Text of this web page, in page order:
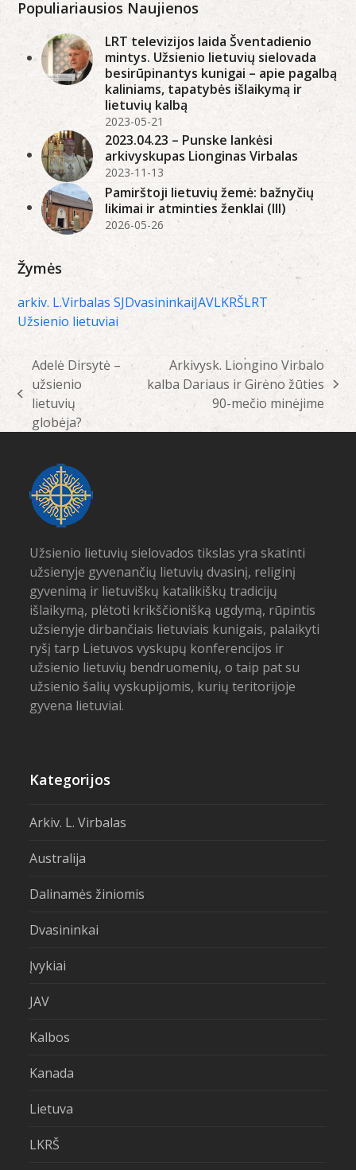
Populiariausios Naujienos
LRT televizijos laida Šventadienio
mintys. Užsienio lietuvių sielovada
besirūpinantys kunigai – apie pagalbą
kaliniams, tapatybės išlaikymą ir
lietuvių kalbą
2023-05-21
2023.04.23 – Punske lankėsi
arkivyskupas Lionginas Virbalas
2023-11-13
Pamirštoji lietuvių žemė: bažnyčių
likimai ir atminties ženklai (III)
2026-05-26
Žymės
arkiv. L.Virbalas SJDvasininkaiJAVLKRŠLRT
Užsienio lietuviai
previous
post:
Adelė Dirsytė –
užsienio
lietuvių
globėja?
next
Arkivysk. Liongino Virbalo
kalba Dariaus ir Girėno žūties
90-mečio minėjime
Užsienio lietuvių sielovados tikslas yra skatinti
užsienyje gyvenančių lietuvių dvasinį, religinį
gyvenimą ir lietuviškų katalikiškų tradicijų
išlaikymą, plėtoti krikščionišką ugdymą, rūpintis
užsienyje dirbančiais lietuviais kunigais, palaikyti
ryšį tarp Lietuvos vyskupų konferencijos ir
užsienio lietuvių bendruomenių, o taip pat su
užsienio šalių vyskupijomis, kurių teritorijoje
gyvena lietuviai.
Kategorijos
Arkiv. L. Virbalas
Australija
Dalinamės žiniomis
Dvasininkai
Įvykiai
JAV
Kalbos
Kanada
Lietuva
LKRŠ